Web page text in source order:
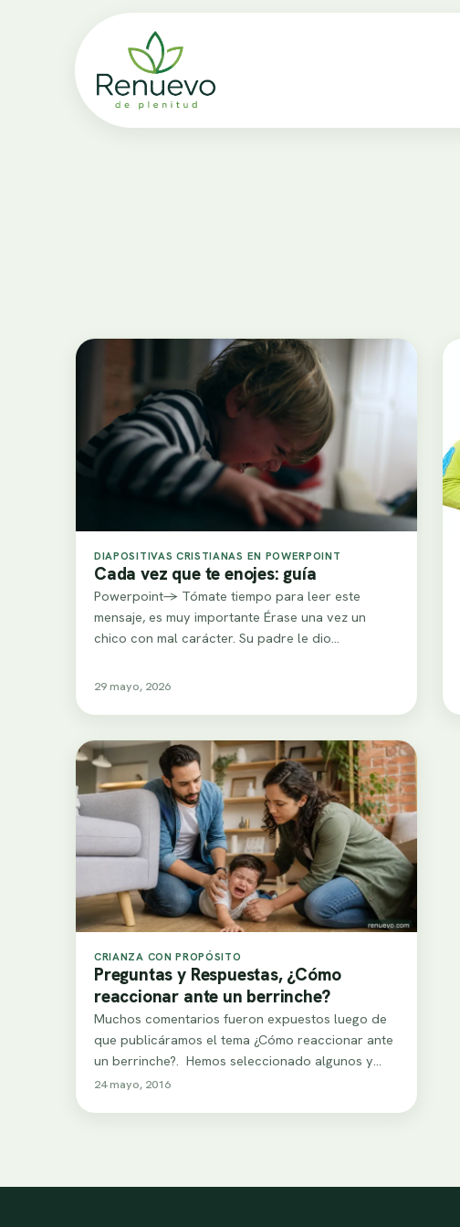
DIAPOSITIVAS CRISTIANAS EN POWERPOINT
Cada vez que te enojes: guía
Powerpoint-> Tómate tiempo para leer este
mensaje, es muy importante Érase una vez un
chico con mal carácter. Su padre le dio…
29 mayo, 2026
CRIANZA CON PROPÓSITO
Preguntas y Respuestas, ¿Cómo
reaccionar ante un berrinche?
Muchos comentarios fueron expuestos luego de
que publicáramos el tema ¿Cómo reaccionar ante
un berrinche?. Hemos seleccionado algunos y
queremos dar una…
24 mayo, 2016